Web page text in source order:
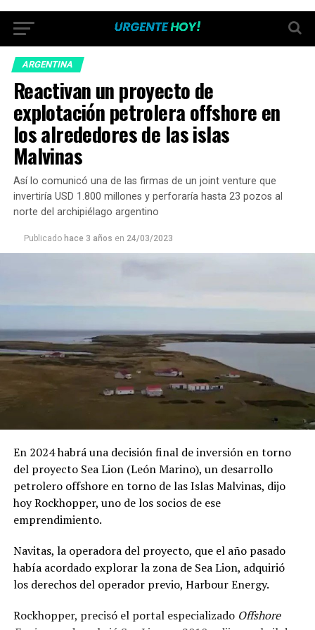
ARGENTINA
Reactivan un proyecto de
explotación petrolera offshore en
los alrededores de las islas
Malvinas
Así lo comunicó una de las firmas de un joint venture que
invertiría USD 1.800 millones y perforaría hasta 23 pozos al
norte del archipiélago argentino
Publicado hace 3 años en 24/03/2023
En 2024 habrá una decisión final de inversión en torno
del proyecto Sea Lion (León Marino), un desarrollo
petrolero offshore en torno de las Islas Malvinas, dijo
hoy Rockhopper, uno de los socios de ese
emprendimiento.
Navitas, la operadora del proyecto, que el año pasado
había acordado explorar la zona de Sea Lion, adquirió
los derechos del operador previo, Harbour Energy.
Rockhopper, precisó el portal especializado Offshore